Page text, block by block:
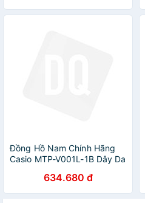
Đồng Hồ Nam Chính Hãng
Casio MTP-V001L-1B Dây Da
634.680 đ